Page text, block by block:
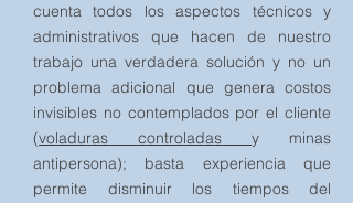
cuenta todos los aspectos técnicos y
administrativos que hacen de nuestro
trabajo una verdadera solución y no un
problema adicional que genera costos
invisibles no contemplados por el cliente
(voladuras controladas y minas
antipersona); basta experiencia que
permite disminuir los tiempos del